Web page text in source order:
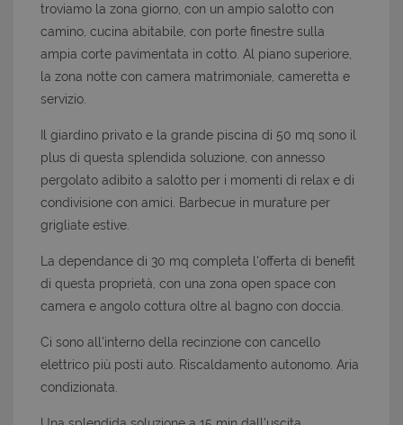
troviamo la zona giorno, con un ampio salotto con
camino, cucina abitabile, con porte finestre sulla
ampia corte pavimentata in cotto. Al piano superiore,
la zona notte con camera matrimoniale, cameretta e
servizio.
Il giardino privato e la grande piscina di 50 mq sono il
plus di questa splendida soluzione, con annesso
pergolato adibito a salotto per i momenti di relax e di
condivisione con amici. Barbecue in murature per
grigliate estive.
La dependance di 30 mq completa l'offerta di benefit
di questa proprietà, con una zona open space con
camera e angolo cottura oltre al bagno con doccia.
Ci sono all'interno della recinzione con cancello
elettrico più posti auto. Riscaldamento autonomo. Aria
condizionata.